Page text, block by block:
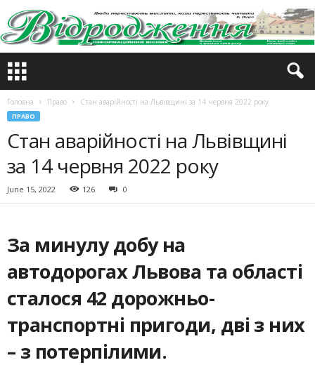
Головна Право Стан аварійності на Львівщині за 14 червня 2022 року
ПРАВО
Стан аварійності на Львівщині
за 14 червня 2022 року
June 15, 2022 126 0
За минулу добу на
автодорогах Львова та області
сталося 42 дорожньо-
транспортні пригоди, дві з них
– з потерпілими.